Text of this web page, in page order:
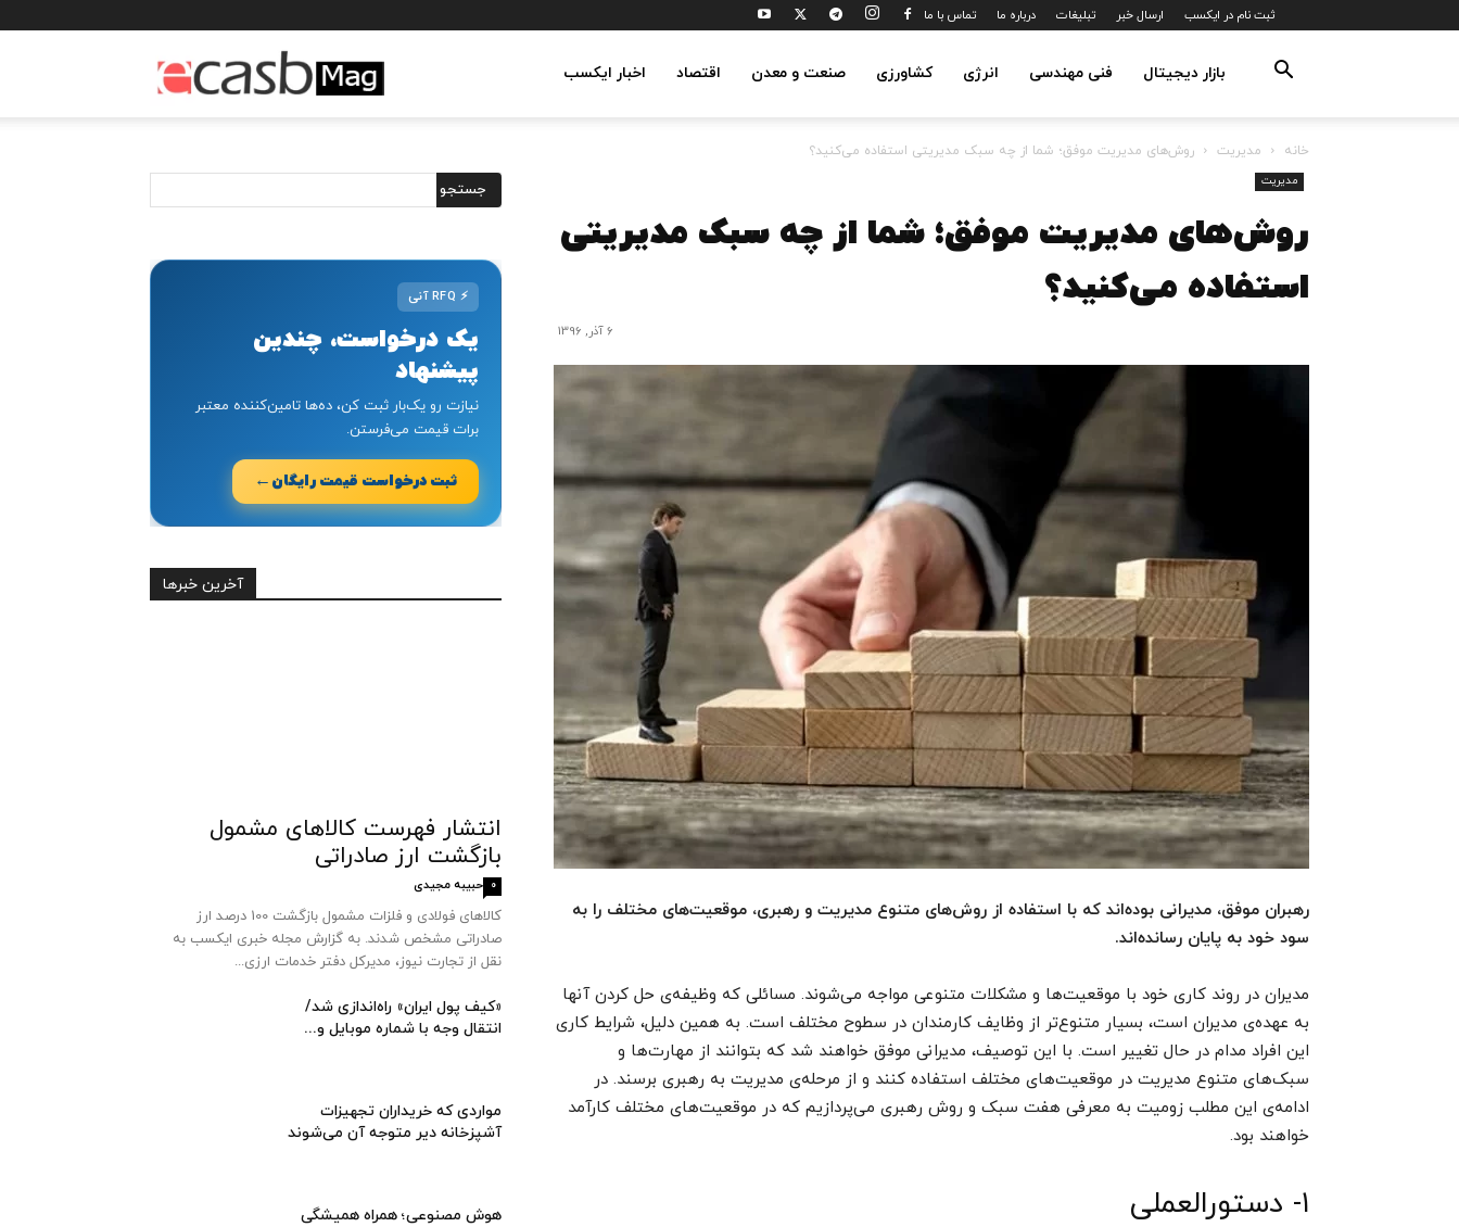
ثبت نام در ایکسب ارسال خبر تبلیغات درباره ما تماس با ما
اخبار ایکسب اقتصاد صنعت و معدن کشاورزی انرژی فنی مهندسی بازار دیجیتال
خانه مدیریت روش‌های مدیریت موفق؛ شما از چه سبک مدیریتی استفاده می‌کنید؟
مدیریت
روش‌های مدیریت موفق؛ شما از چه سبک مدیریتی
استفاده می‌کنید؟
6 آذر, 1396
رهبران موفق، مدیرانی بوده‌اند که با استفاده از روش‌های متنوع مدیریت و رهبری، موقعیت‌های مختلف را به
سود خود به پایان رسانده‌اند.
مدیران در روند کاری خود با موقعیت‌ها و مشکلات متنوعی مواجه می‌شوند. مسائلی که وظیفه‌ی حل کردن آنها
به عهده‌ی مدیران است، بسیار متنوع‌تر از وظایف کارمندان در سطوح مختلف است. به همین دلیل، شرایط کاری
این افراد مدام در حال تغییر است. با این توصیف، مدیرانی موفق خواهند شد که بتوانند از مهارت‌ها و
سبک‌های متنوع مدیریت در موقعیت‌های مختلف استفاده کنند و از مرحله‌ی مدیریت به رهبری برسند. در
ادامه‌ی این مطلب زومیت به معرفی هفت سبک و روش رهبری می‌پردازیم که در موقعیت‌های مختلف کارآمد
خواهند بود.
۱- دستورالعملی
⚡
یک درخواست، چندین
پیشنهاد
نیازت رو یک‌بار ثبت کن، ده‌ها تامین‌کننده معتبر
برات قیمت می‌فرستن.
ثبت درخواست قیمت رایگان ←
آخرین خبرها
انتشار فهرست کالاهای مشمول
بازگشت ارز صادراتی
حبیبه مجیدی 0
کالاهای فولادی و فلزات مشمول بازگشت 100 درصد ارز
صادراتی مشخص شدند. به گزارش مجله خبری ایکسب به
نقل از تجارت نیوز، مدیرکل دفتر خدمات ارزی...
«کیف پول ایران» راه‌اندازی شد/
انتقال وجه با شماره موبایل و...
مواردی که خریداران تجهیزات
آشپزخانه دیر متوجه آن می‌شوند
هوش مصنوعی؛ همراه همیشگی